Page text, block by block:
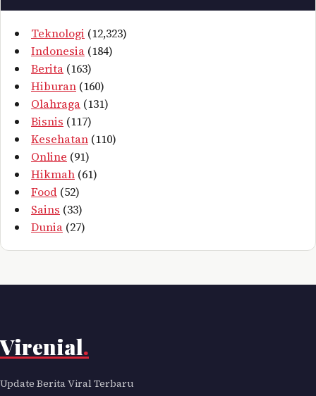
Teknologi (12,323)
Indonesia (184)
Berita (163)
Hiburan (160)
Olahraga (131)
Bisnis (117)
Kesehatan (110)
Online (91)
Hikmah (61)
Food (52)
Sains (33)
Dunia (27)
Virenial.
Update Berita Viral Terbaru